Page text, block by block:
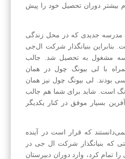
بیشتر دوران تحصیل خود را پیش
مدرسه جدیدی که در محل زندگی
بنابراین بنیانگذار شرکت ال‌جی
مشغول به تحصیل شد. جالب
با لی بیونگ چول در همان
بودند. لی بیونگ چول نیز همان
است. شاید برای شما هم جالب
بسیار موفق در کنار یکدیگر
که قرار است در آینده
که بنیانگذار شرکت ال جی در
را تمام کرد، وارد دوران دبیرستان